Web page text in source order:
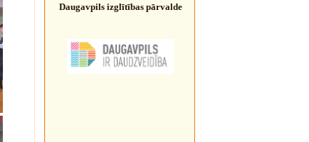
Daugavpils izglītības pārvalde